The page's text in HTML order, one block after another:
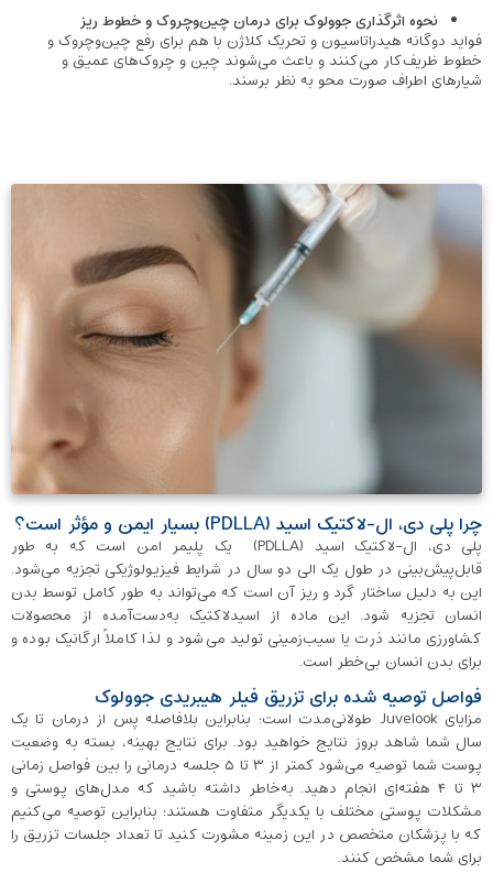
نحوه اثرگذاری جوولوک برای درمان چین‌وچروک و خطوط ریز
فواید دوگانه هیدراتاسیون و تحریک کلاژن با هم برای رفع چین‌وچروک و
خطوط ظریف‌کار می‌کنند و باعث می‌شوند چین و چروک‌های عمیق و
شیارهای اطراف صورت محو به نظر برسند.
چرا پلی دی، ال-لاکتیک اسید (PDLLA) بسیار ایمن و مؤثر است؟
پلی دی، ال-لاکتیک اسید (PDLLA) یک پلیمر امن است که به طور
قابل‌پیش‌بینی در طول یک الی دو سال در شرایط فیزیولوژیکی تجزیه می‌شود.
این به دلیل ساختار گرد و ریز آن است که می‌تواند به طور کامل توسط بدن
انسان تجزیه شود. این ماده از اسیدلاکتیک به‌دست‌آمده از محصولات
کشاورزی مانند ذرت یا سیب‌زمینی تولید می‌شود و لذا کاملاً ارگانیک بوده و
برای بدن انسان بی‌خطر است.
فواصل توصیه شده برای تزریق فیلر هیبریدی جوولوک
مزایای Juvelook طولانی‌مدت است؛ بنابراین بلافاصله پس از درمان تا یک
سال شما شاهد بروز نتایج خواهید بود. برای نتایج بهینه، بسته به وضعیت
پوست شما توصیه می‌شود کمتر از ۳ تا ۵ جلسه درمانی را بین فواصل زمانی
۳ تا ۴ هفته‌ای انجام دهید. به‌خاطر داشته باشید که مدل‌های پوستی و
مشکلات پوستی مختلف با یکدیگر متفاوت هستند؛ بنابراین توصیه می‌کنیم
که با پزشکان متخصص در این زمینه مشورت کنید تا تعداد جلسات تزریق را
برای شما مشخص کنند.